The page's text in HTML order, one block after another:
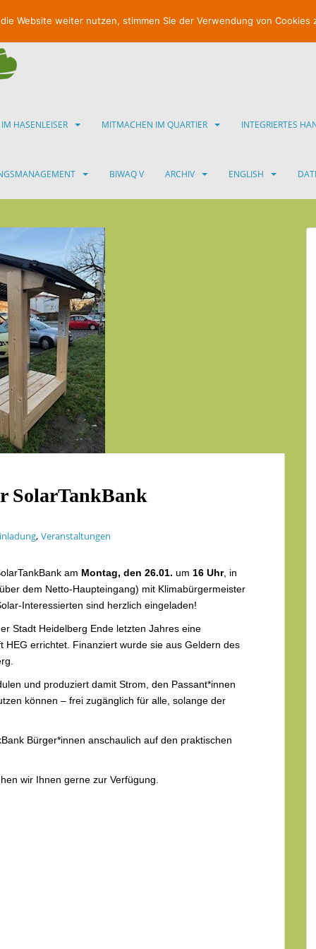
HASENLEISER MITMACHEN IM QUARTIER INTEGRIERTES
BIWAQ V ARCHIV ENGLISH
SolarTankBank
, Veranstaltungen
am Montag, den 26.01. um 16 Uhr, in
dem Netto-Haupteingang) mit Klimabürgermeister
Interessierten sind herzlich eingeladen!
Stadt Heidelberg Ende letzten Jahres eine
HEG errichtet. Finanziert wurde sie aus Geldern des
und produziert damit Strom, den Passant*innen
können – frei zugänglich für alle, solange der
Bürger*innen anschaulich auf den praktischen
wir Ihnen gerne zur Verfügung.
Website weiter nutzen, stimmen Sie der Verwendung von Cookies